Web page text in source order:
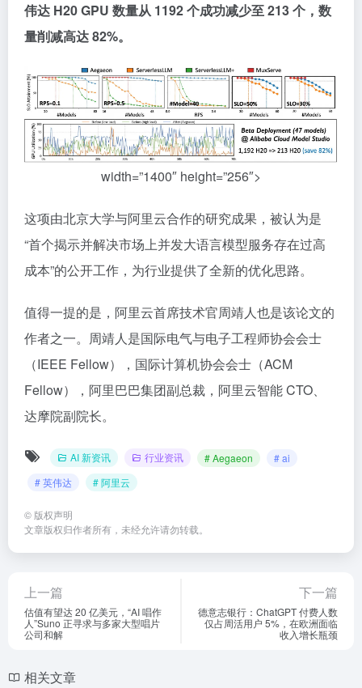
伟达 H20 GPU 数量从 1192 个成功减少至 213 个，数
量削减高达 82%。
width=”1400″ height=”256″>
这项由北京大学与阿里云合作的研究成果，被认为是
“首个揭示并解决市场上并发大语言模型服务存在过高
成本”的公开工作，为行业提供了全新的优化思路。
值得一提的是，阿里云首席技术官周靖人也是该论文的
作者之一。周靖人是国际电气与电子工程师协会会士
（IEEE Fellow），国际计算机协会会士（ACM
Fellow），阿里巴巴集团副总裁，阿里云智能 CTO、
达摩院副院长。
AI 新资讯 行业资讯 # Aegaeon
# ai
# 英伟达
# 阿里云
© 版权声明
文章版权归作者所有，未经允许请勿转载。
上一篇
估值有望达 20 亿美元，“AI 唱作
人”Suno 正寻求与多家大型唱片
公司和解
下一篇
德意志银行：ChatGPT 付费人数
仅占周活用户 5%，在欧洲面临
收入增长瓶颈
相关文章